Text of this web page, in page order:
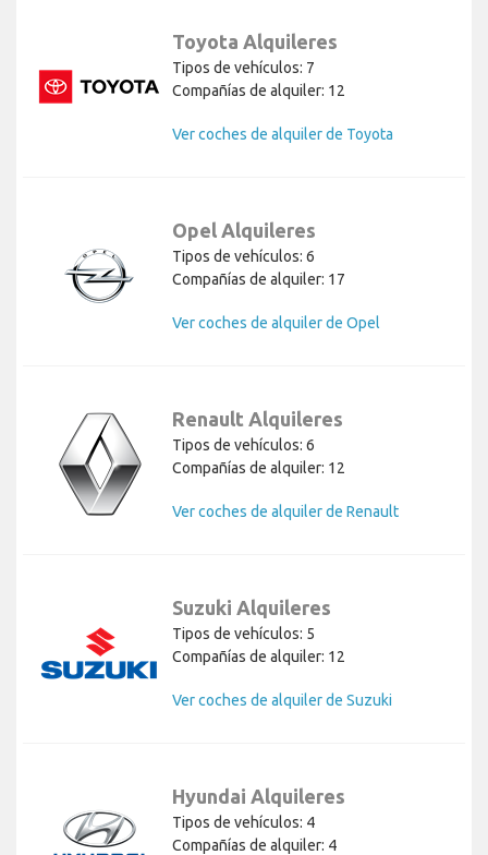
Toyota Alquileres
Tipos de vehículos: 7
Compañías de alquiler: 12
Ver coches de alquiler de Toyota
Opel Alquileres
Tipos de vehículos: 6
Compañías de alquiler: 17
Ver coches de alquiler de Opel
Renault Alquileres
Tipos de vehículos: 6
Compañías de alquiler: 12
Ver coches de alquiler de Renault
Suzuki Alquileres
Tipos de vehículos: 5
Compañías de alquiler: 12
Ver coches de alquiler de Suzuki
Hyundai Alquileres
Tipos de vehículos: 4
Compañías de alquiler: 4